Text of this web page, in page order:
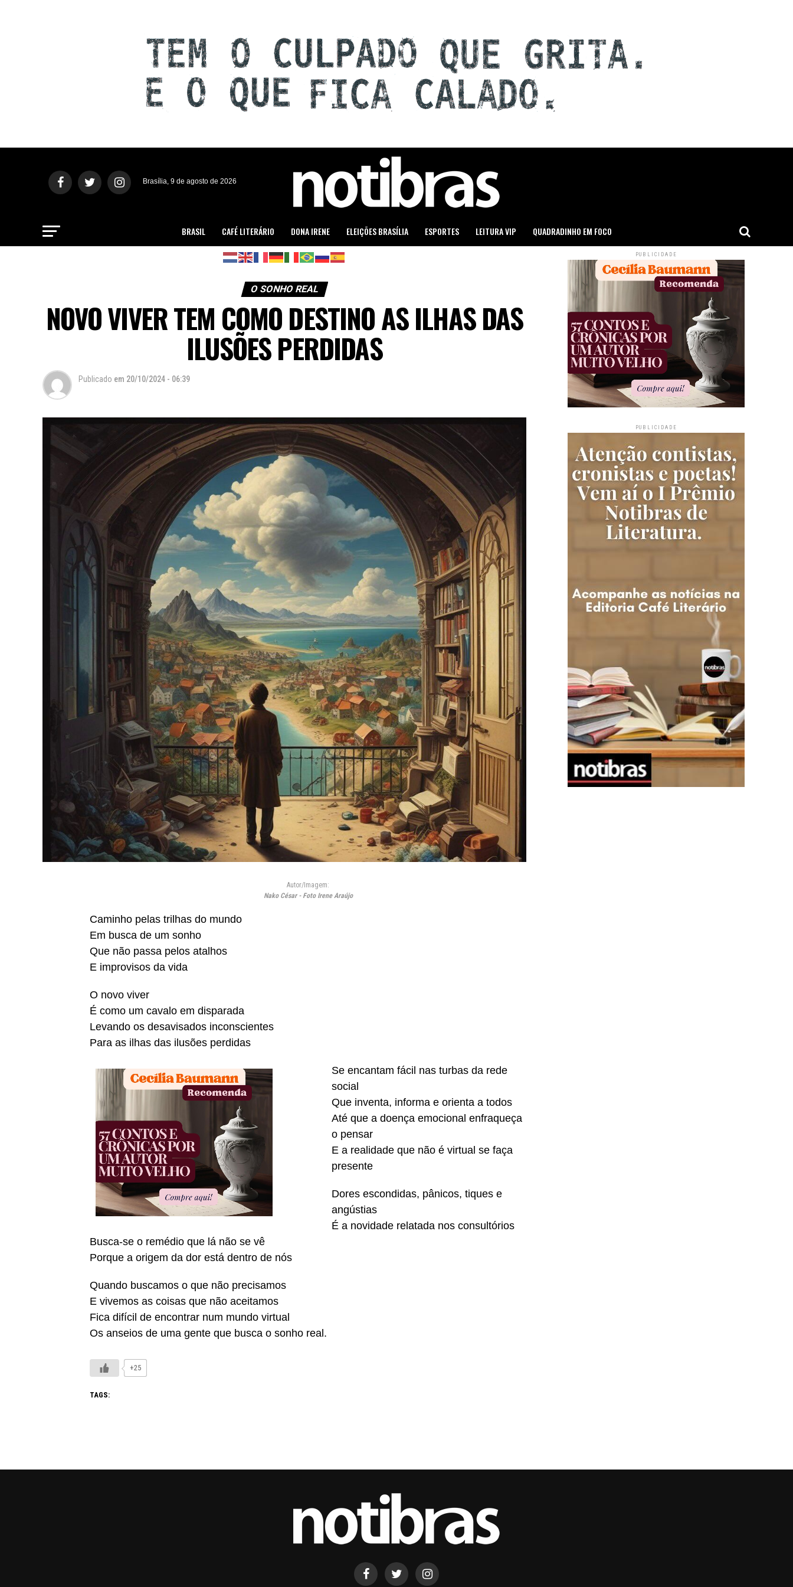
Brasília, 9 de agosto de 2026
BRASIL CAFÉ LITERÁRIO DONA IRENE ELEIÇÕES BRASÍLIA ESPORTES LEITURA VIP QUADRADINHO EM FOCO
O SONHO REAL
NOVO VIVER TEM COMO DESTINO AS ILHAS DAS
ILUSÕES PERDIDAS
Publicado em 20/10/2024 - 06:39
Autor/Imagem:
Nako César - Foto Irene Araújo
Caminho pelas trilhas do mundo
Em busca de um sonho
Que não passa pelos atalhos
E improvisos da vida
O novo viver
É como um cavalo em disparada
Levando os desavisados inconscientes
Para as ilhas das ilusões perdidas
Se encantam fácil nas turbas da rede
social
Que inventa, informa e orienta a todos
Até que a doença emocional enfraqueça
o pensar
E a realidade que não é virtual se faça
presente
Dores escondidas, pânicos, tiques e
angústias
É a novidade relatada nos consultórios
Busca-se o remédio que lá não se vê
Porque a origem da dor está dentro de nós
Quando buscamos o que não precisamos
E vivemos as coisas que não aceitamos
Fica difícil de encontrar num mundo virtual
Os anseios de uma gente que busca o sonho real.
+25
TAGS:
PUBLICIDADE
PUBLICIDADE